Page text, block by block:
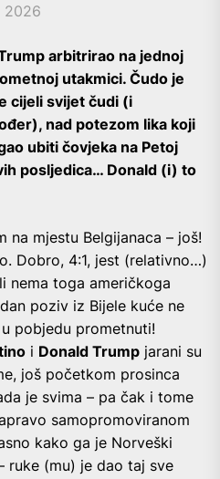
2026
arbitrirao na jednoj
utakmici. Čudo je
cijeli svijet čudi (i
nad potezom lika koji
ubiti čovjeka na Petoj
posljedica… Donald (i) to
na mjestu Belgijanaca – još!
Dobro, 4:1, jest (relativno…)
nema toga američkoga
poziv iz Bijele kuće ne
pobjedu prometnuti!
i Donald Trump jarani su
još početkom prosinca
je svima – pa čak i tome
samopromoviranom
kako ga je Norveški
ruke (mu) je dao taj sve